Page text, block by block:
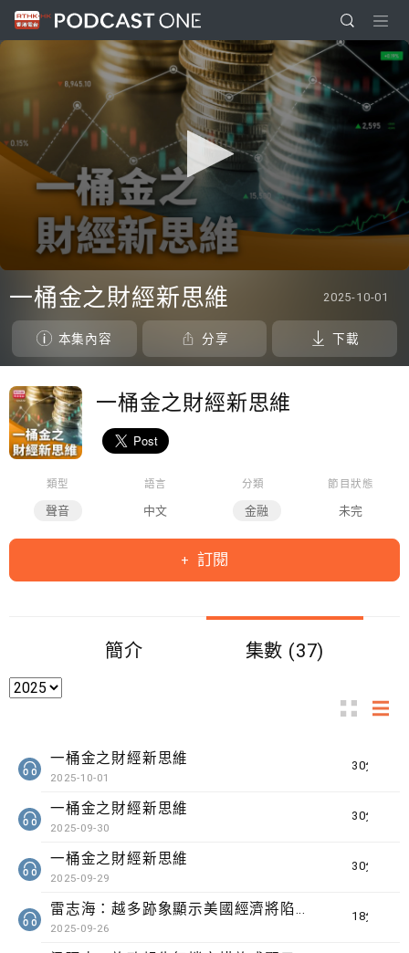
seconds
seconds
一桶金之財經新思維 2025-10-01
本集內容 分享 下載
一桶金之財經新思維
類型
聲音
語言
中文
分類
金融
節目狀態
未完
訂閱
簡介 集數 (37)
30分鐘
一桶金之財經新思維
2025-10-01
30分鐘
一桶金之財經新思維
2025-09-30
30分鐘
一桶金之財經新思維
2025-09-29
18分鐘
雷志海：越多跡象顯示美國經濟將陷入滯脹
2025-09-26